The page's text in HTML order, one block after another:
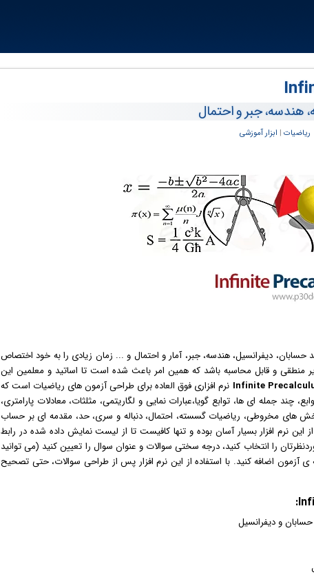
هندسه، جبر و احتمال
ریاضیات ‏| ابزار آموزشی
دیفرانسیل، هندسه، جبر، آمار و احتمال و ... زمان زیادی را به خود اختصاص
منطقی و قابل محاسبه باشد که همین امر باعث شده است تا اساتید و معلمین این
Infinite نرم افزاری فوق العاده برای طراحی آزمون های ریاضیات است که
چند جمله ای ها، توابع گویا،عبارات نمایی و لگاریتمی، مثلثات، معادلات پارامتری،
های مخروطی، ریاضیات گسسته، احتمال، دنباله و سری، حد، مقدمه ای بر حساب
نرم افزار بسیار آسان بوده و تنها کافیست تا از لیست نمایش داده شده در رابط
را انتخاب کنید، درجه سختی سوالات و عنوان سوال را تعیین کنید (می توانید
آزمون اضافه کنید. با استفاده از این نرم افزار پس از طراحی سوالات، حتی تصحیح
و دیفرانسیل